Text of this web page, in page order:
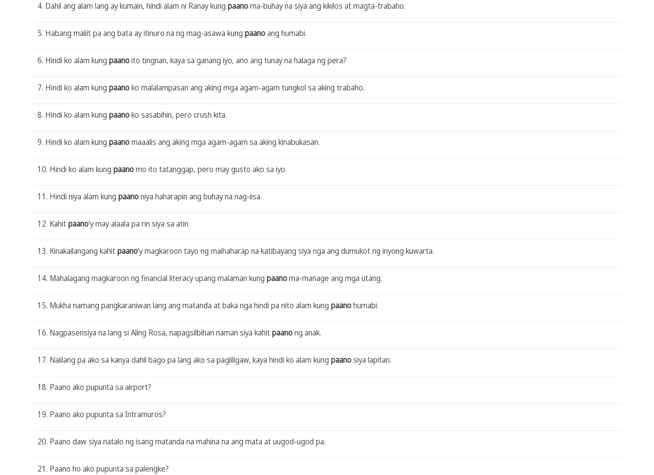
4. Dahil ang alam lang ay kumain, hindi alam ni Ranay kung paanoma-buhay na siya ang kikilos at magta-trabaho.
5. Habang maliit pa ang bata ay itinuro na ng mag-asawa kung paanoang humabi.
6. Hindi ko alam kung paanoito tingnan, kaya sa ganang iyo, ano ang tunay na halaga ng pera?
7. Hindi ko alam kung paanoko malalampasan ang aking mga agam-agam tungkol sa aking trabaho.
8. Hindi ko alam kung paanoko sasabihin, pero crush kita.
9. Hindi ko alam kung paanomaaalis ang aking mga agam-agam sa aking kinabukasan.
10. Hindi ko alam kung paanomo ito tatanggap, pero may gusto ako sa iyo.
11. Hindi niya alam kung paanoniya haharapin ang buhay na nag-iisa.
12. Kahitpaano'y may alaala pa rin siya sa atin.
13. Kinakailangang kahitpaano'y magkaroon tayo ng maihaharap na katibayang siya nga ang dumukot ng inyong kuwarta.
14. Mahalagang magkaroon ng financial literacy upang malaman kung paanoma-manage ang mga utang.
15. Mukha namang pangkaraniwan lang ang matanda at baka nga hindi pa nito alam kung paanohumabi.
16. Nagpasensiya na lang si Aling Rosa, napagsilbihan naman siya kahitpaanong anak.
17. Naiilang pa ako sa kanya dahil bago pa lang ako sa pagliligaw, kaya hindi ko alam kung paanosiya lapitan.
18. Paano ako pupunta sa airport?
19. Paano ako pupunta sa Intramuros?
20. Paano daw siya natalo ng isang matanda na mahina na ang mata at uugod-ugod pa.
21. Paano ho ako pupunta sa palengke?